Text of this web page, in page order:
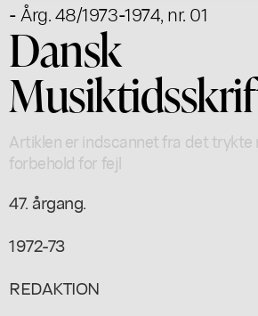
- Årg. 48/1973-1974, nr. 01
Dansk
Artiklen er indscannet fra det trykte
forbehold for fejl
47. årgang.
1972-73
REDAKTION